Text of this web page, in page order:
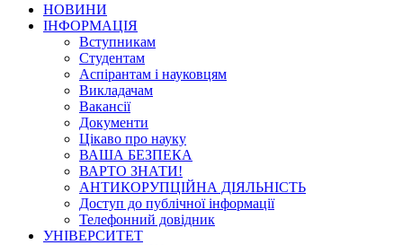
НОВИНИ
ІНФОРМАЦІЯ
Вступникам
Студентам
Аспірантам і науковцям
Викладачам
Вакансії
Документи
Цікаво про науку
ВАША БЕЗПЕКА
ВАРТО ЗНАТИ!
АНТИКОРУПЦІЙНА ДІЯЛЬНІСТЬ
Доступ до публічної інформації
Телефонний довідник
УНІВЕРСИТЕТ